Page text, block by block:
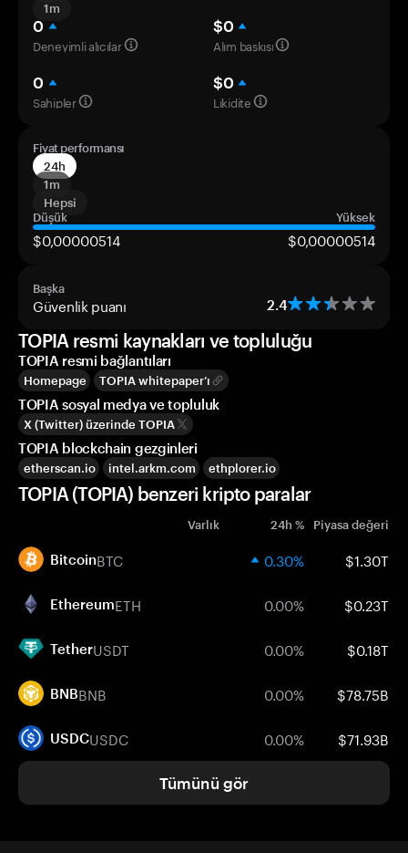
1m
0
Deneyimli alıcılar
$0
Alım baskısı
0
Sahipler
$0
Likidite
Fiyat performansı
24h
1m
Hepsi
Düşük
Yüksek
$0,00000514 $0,00000514
Başka
Güvenlik puanı 2.4
TOPIA resmi kaynakları ve topluluğu
TOPIA resmi bağlantıları
Homepage TOPIA whitepaper’ı
TOPIA sosyal medya ve topluluk
X (Twitter) üzerinde TOPIA
TOPIA blockchain gezginleri
etherscan.io intel.arkm.com ethplorer.io
TOPIA (TOPIA) benzeri kripto paralar
Varlık 24h % Piyasa değeri
BitcoinBTC 0.30% $1.30T
EthereumETH 0.00% $0.23T
TetherUSDT 0.00% $0.18T
BNBBNB 0.00% $78.75B
USDCUSDC 0.00% $71.93B
Tümünü gör